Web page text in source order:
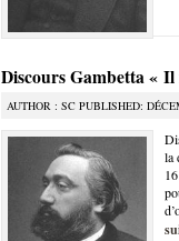
Discours Gambetta «
AUTHOR : SC PUBLISHED:
la